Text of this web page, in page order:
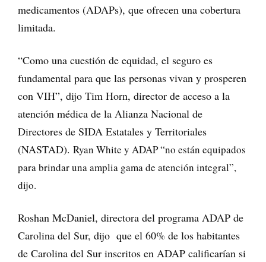
medicamentos (ADAPs), que ofrecen una cobertura
limitada.
“Como una cuestión de equidad, el seguro es
fundamental para que las personas vivan y prosperen
con VIH”, dijo Tim Horn, director de acceso a la
atención médica de la Alianza Nacional de
Directores de SIDA Estatales y Territoriales
(NASTAD). Ryan White y ADAP “no están equipados
para brindar una amplia gama de atención integral”,
dijo.
Roshan McDaniel, directora del programa ADAP de
Carolina del Sur, dijo que el 60% de los habitantes
de Carolina del Sur inscritos en ADAP calificarían si